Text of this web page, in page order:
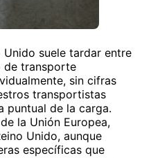
suele tardar entre
de transporte
sin cifras
transportistas
puntual de la carga.
la Unión Europea,
Unido, aunque
específicas que